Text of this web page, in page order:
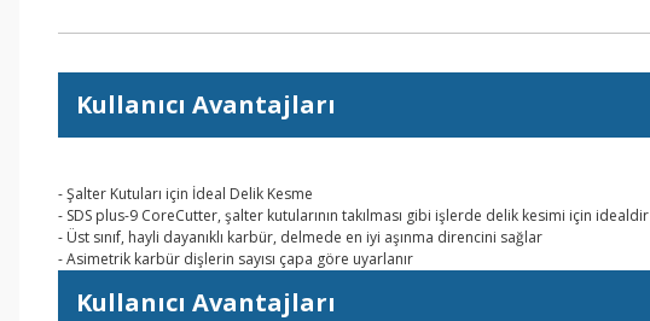
Kullanıcı Avantajları
- Şalter Kutuları için İdeal Delik Kesme
- SDS plus-9 CoreCutter, şalter kutularının takılması gibi işlerde delik kesimi için idealdir
- Üst sınıf, hayli dayanıklı karbür, delmede en iyi aşınma direncini sağlar
- Asimetrik karbür dişlerin sayısı çapa göre uyarlanır
Kullanıcı Avantajları